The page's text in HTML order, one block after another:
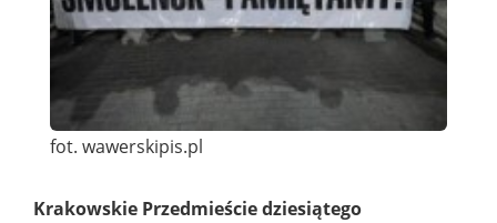
fot. wawerskipis.pl
Krakowskie Przedmieście dziesiątego